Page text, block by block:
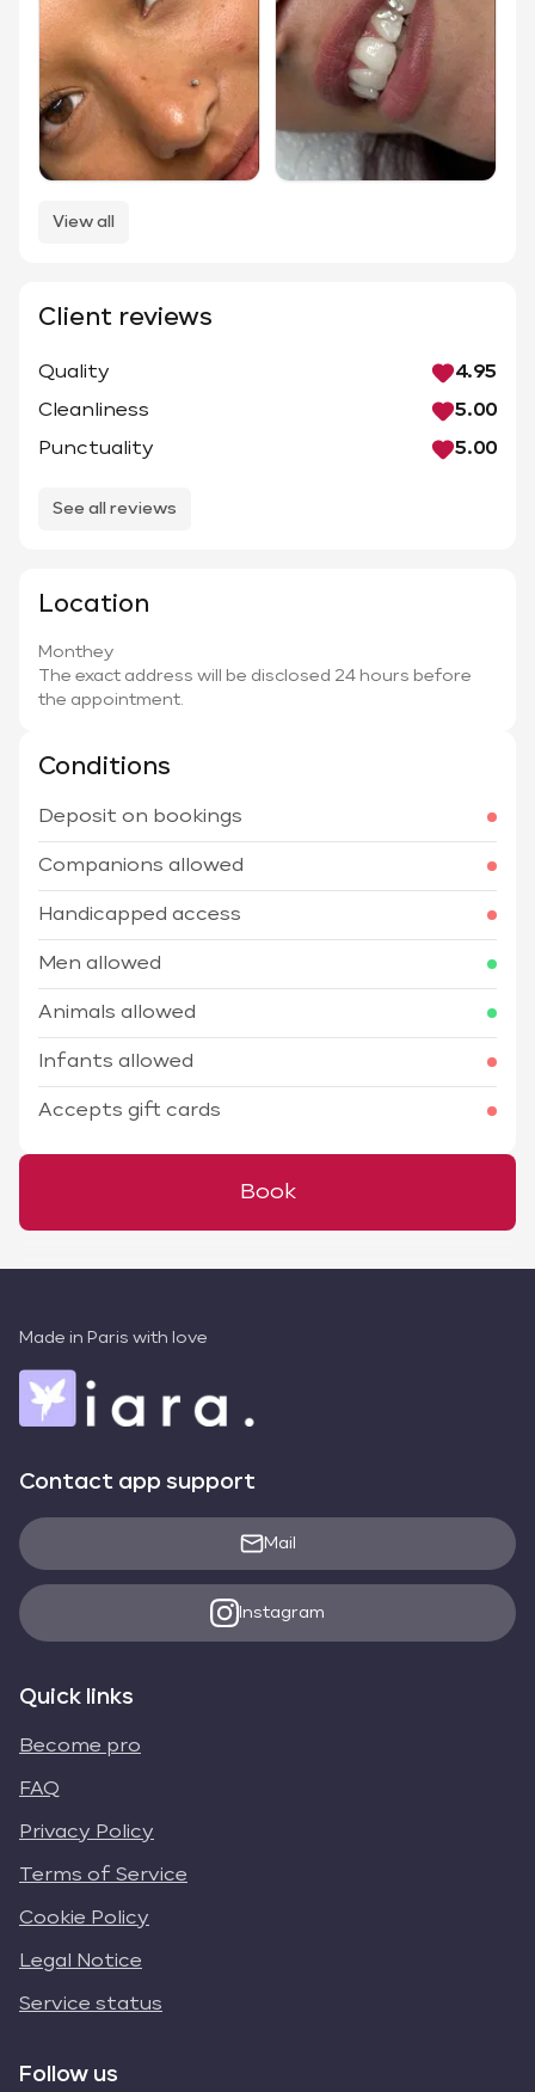
View all
Client reviews
Quality
4.95
Cleanliness
5.00
Punctuality
5.00
See all reviews
Location
Monthey
The exact address will be disclosed 24 hours before
the appointment.
Conditions
Deposit on bookings
Companions allowed
Handicapped access
Men allowed
Animals allowed
Infants allowed
Accepts gift cards
Book
Made in Paris with love
Contact app support
Mail
Instagram
Quick links
Become pro
FAQ
Privacy Policy
Terms of Service
Cookie Policy
Legal Notice
Service status
Follow us